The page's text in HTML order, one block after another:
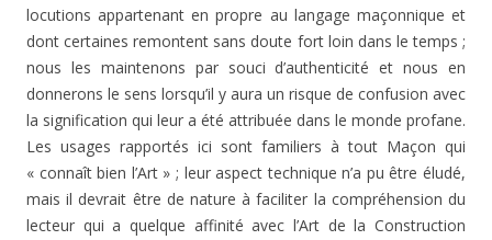
locutions appartenant en propre au langage maçonnique et
dont certaines remontent sans doute fort loin dans le temps ;
nous les maintenons par souci d’authenticité et nous en
donnerons le sens lorsqu’il y aura un risque de confusion avec
la signification qui leur a été attribuée dans le monde profane.
Les usages rapportés ici sont familiers à tout Maçon qui
« connaît bien l’Art » ; leur aspect technique n’a pu être éludé,
mais il devrait être de nature à faciliter la compréhension du
lecteur qui a quelque affinité avec l’Art de la Construction